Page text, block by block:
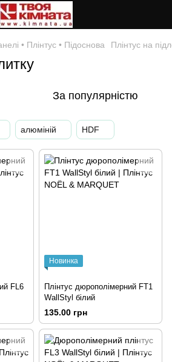
• Плінтус • Підоснова Плінтус на
За популярністю
алюміній HDF
FL6
Новинка
Плінтус дюрополімерний FT1
WallStyl білий
135.00 грн